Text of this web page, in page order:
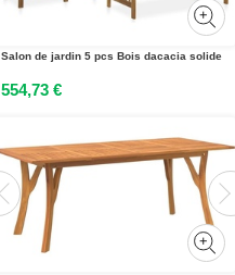
Salon de jardin 5 pcs Bois dacacia solide
554,73 €